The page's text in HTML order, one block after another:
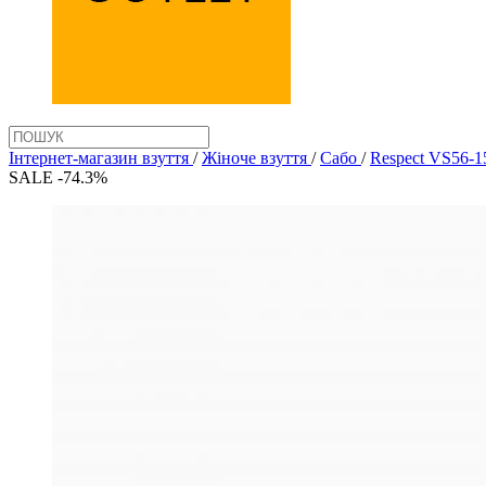
Інтернет-магазин взуття / Жіноче взуття / Сабо / Respect VS56-
SALE -74.3%